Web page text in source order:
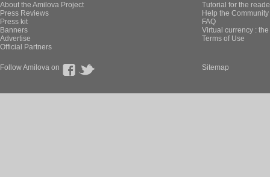
About the Amilova Project
Press Reviews
Press kit
Banners
Advertise
Official Partners
Tutorial for the
Help the
FAQ
Virtual currency :
Terms of Use
Follow Amilova on Sitemap